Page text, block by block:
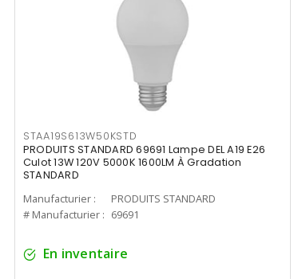
STAA19S613W50KSTD
PRODUITS STANDARD 69691 Lampe DEL A19 E26
Culot 13W 120V 5000K 1600LM À Gradation
STANDARD
Manufacturier :
PRODUITS STANDARD
# Manufacturier : 69691
En inventaire